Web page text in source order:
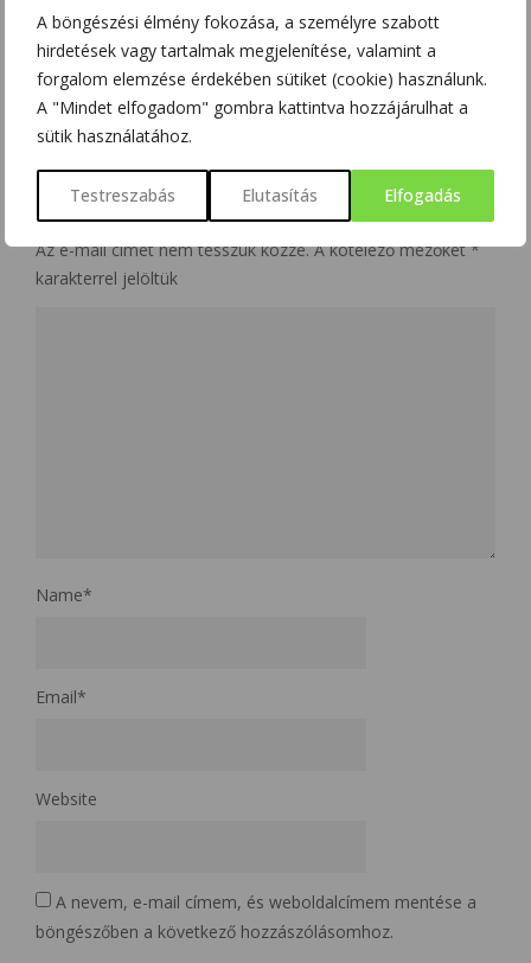
A böngészési élmény fokozása, a személyre szabott
hirdetések vagy tartalmak megjelenítése, valamint a
forgalom elemzése érdekében sütiket (cookie) használunk.
A "Mindet elfogadom" gombra kattintva hozzájárulhat a
sütik használatához.
Testreszabás Elutasítás Elfogadás
NO COMMENT
LEAVE A REPLY
Az e-mail címet nem tesszük közzé. A kötelező mezőket*
karakterrel jelöltük
Name*
Email*
Website
A nevem, e-mail címem, és weboldalcímem mentése a
böngészőben a következő hozzászólásomhoz.